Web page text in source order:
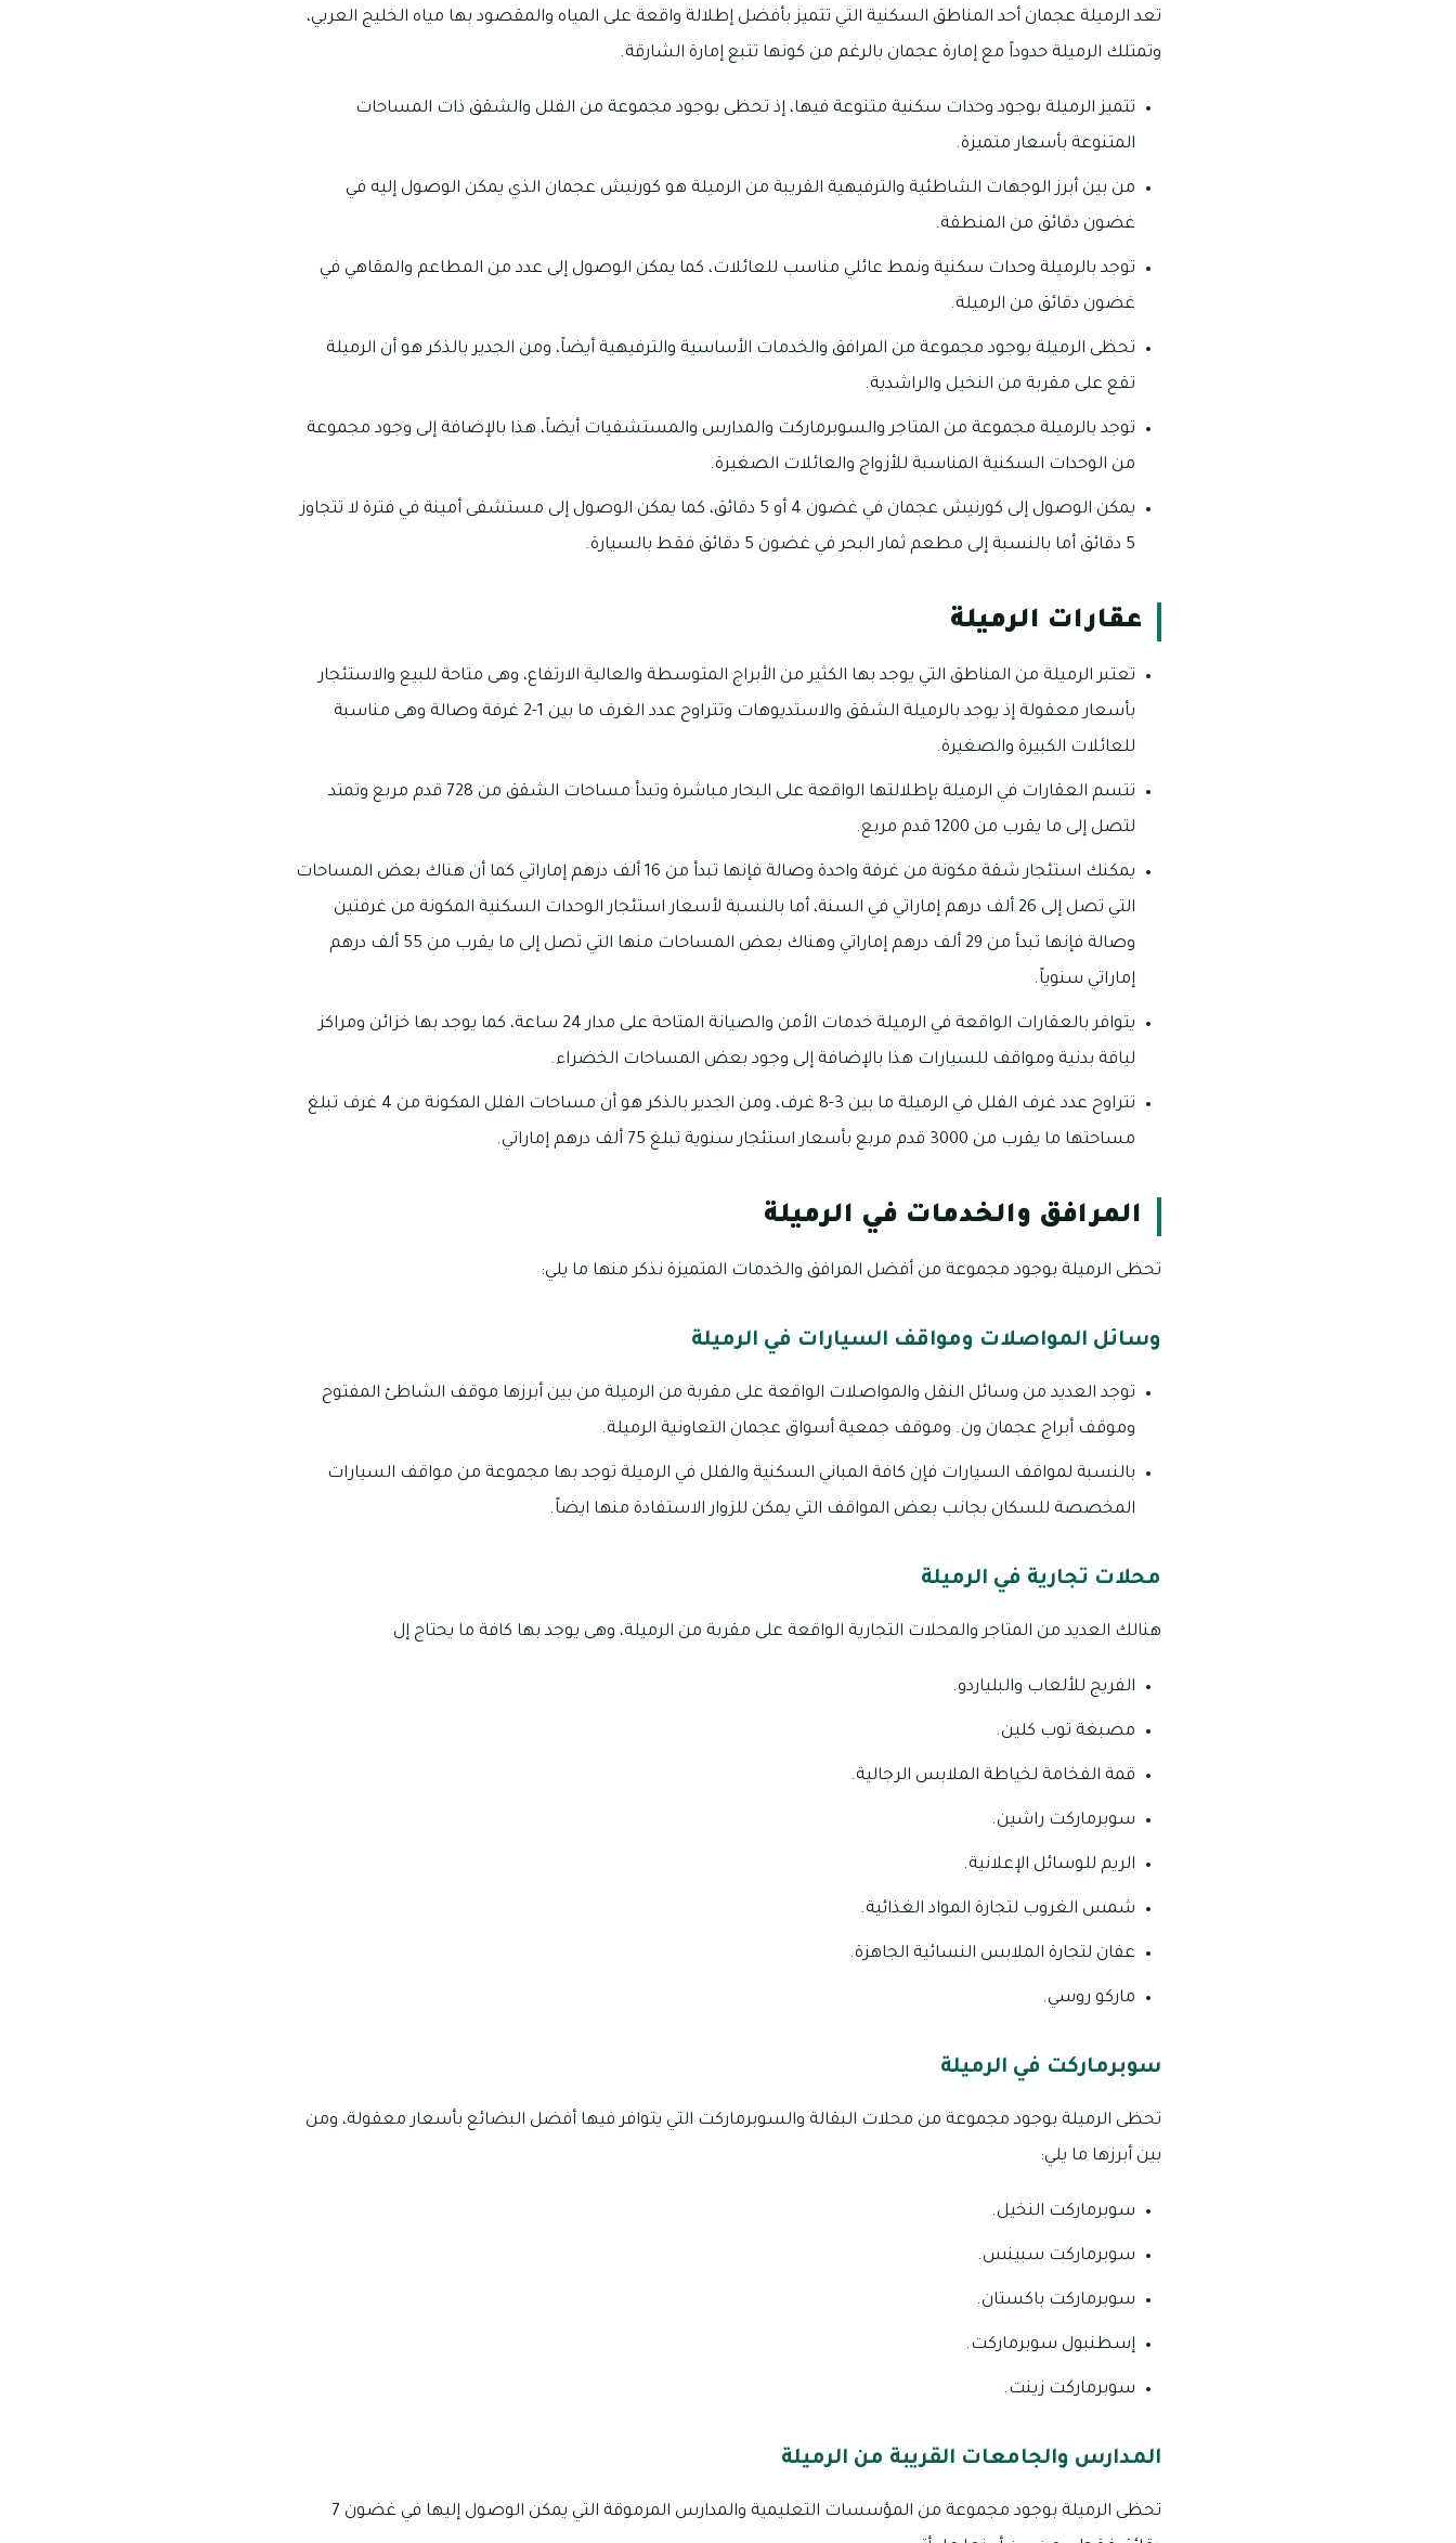
تعد الرميلة عجمان أحد المناطق السكنية التي تتميز بأفضل إطلالة واقعة على المياه والمقصود بها مياه الخليج العربي،
وتمتلك الرميلة حدوداً مع إمارة عجمان بالرغم من كونها تتبع إمارة الشارقة.
تتميز الرميلة بوجود وحدات سكنية متنوعة فيها، إذ تحظى بوجود مجموعة من الفلل والشقق ذات المساحات
المتنوعة بأسعار متميزة.
من بين أبرز الوجهات الشاطئية والترفيهية القريبة من الرميلة هو كورنيش عجمان الذي يمكن الوصول إليه في
غضون دقائق من المنطقة.
توجد بالرميلة وحدات سكنية ونمط عائلي مناسب للعائلات، كما يمكن الوصول إلى عدد من المطاعم والمقاهي في
غضون دقائق من الرميلة.
تحظى الرميلة بوجود مجموعة من المرافق والخدمات الأساسية والترفيهية أيضاً، ومن الجدير بالذكر هو أن الرميلة
تقع على مقربة من النخيل والراشدية.
توجد بالرميلة مجموعة من المتاجر والسوبرماركت والمدارس والمستشفيات أيضاً، هذا بالإضافة إلى وجود مجموعة
من الوحدات السكنية المناسبة للأزواج والعائلات الصغيرة.
يمكن الوصول إلى كورنيش عجمان في غضون 4 أو 5 دقائق، كما يمكن الوصول إلى مستشفى أمينة في فترة لا تتجاوز
5 دقائق أما بالنسبة إلى مطعم ثمار البحر في غضون 5 دقائق فقط بالسيارة.
عقارات الرميلة
تعتبر الرميلة من المناطق التي يوجد بها الكثير من الأبراج المتوسطة والعالية الارتفاع، وهى متاحة للبيع والاستئجار
بأسعار معقولة إذ يوجد بالرميلة الشقق والاستديوهات وتتراوح عدد الغرف ما بين 1-2 غرفة وصالة وهى مناسبة
للعائلات الكبيرة والصغيرة.
تتسم العقارات في الرميلة بإطلالتها الواقعة على البحار مباشرة وتبدأ مساحات الشقق من 728 قدم مربع وتمتد
لتصل إلى ما يقرب من 1200 قدم مربع.
يمكنك استئجار شقة مكونة من غرفة واحدة وصالة فإنها تبدأ من 16 ألف درهم إماراتي كما أن هناك بعض المساحات
التي تصل إلى 26 ألف درهم إماراتي في السنة، أما بالنسبة لأسعار استئجار الوحدات السكنية المكونة من غرفتين
وصالة فإنها تبدأ من 29 ألف درهم إماراتي وهناك بعض المساحات منها التي تصل إلى ما يقرب من 55 ألف درهم
إماراتي سنوياً.
يتوافر بالعقارات الواقعة في الرميلة خدمات الأمن والصيانة المتاحة على مدار 24 ساعة، كما يوجد بها خزائن ومراكز
لياقة بدنية ومواقف للسيارات هذا بالإضافة إلى وجود بعض المساحات الخضراء.
تتراوح عدد غرف الفلل في الرميلة ما بين 3-8 غرف، ومن الجدير بالذكر هو أن مساحات الفلل المكونة من 4 غرف تبلغ
مساحتها ما يقرب من 3000 قدم مربع بأسعار استئجار سنوية تبلغ 75 ألف درهم إماراتي.
المرافق والخدمات في الرميلة
تحظى الرميلة بوجود مجموعة من أفضل المرافق والخدمات المتميزة نذكر منها ما يلي:
وسائل المواصلات ومواقف السيارات في الرميلة
توجد العديد من وسائل النقل والمواصلات الواقعة على مقربة من الرميلة من بين أبرزها موقف الشاطئ المفتوح
وموقف أبراج عجمان ون. وموقف جمعية أسواق عجمان التعاونية الرميلة.
بالنسبة لمواقف السيارات فإن كافة المباني السكنية والفلل في الرميلة توجد بها مجموعة من مواقف السيارات
المخصصة للسكان بجانب بعض المواقف التي يمكن للزوار الاستفادة منها ايضاً.
محلات تجارية في الرميلة
هنالك العديد من المتاجر والمحلات التجارية الواقعة على مقربة من الرميلة، وهى يوجد بها كافة ما يحتاج إل
الفريج للألعاب والبلياردو.
مصبغة توب كلين.
قمة الفخامة لخياطة الملابس الرجالية.
سوبرماركت راشين.
الريم للوسائل الإعلانية.
شمس الغروب لتجارة المواد الغذائية.
عفان لتجارة الملابس النسائية الجاهزة.
ماركو روسي.
سوبرماركت في الرميلة
تحظى الرميلة بوجود مجموعة من محلات البقالة والسوبرماركت التي يتوافر فيها أفضل البضائع بأسعار معقولة، ومن
بين أبرزها ما يلي:
سوبرماركت النخيل.
سوبرماركت سبينس.
سوبرماركت باكستان.
إسطنبول سوبرماركت.
سوبرماركت زينت.
المدارس والجامعات القريبة من الرميلة
تحظى الرميلة بوجود مجموعة من المؤسسات التعليمية والمدارس المرموقة التي يمكن الوصول إليها في غضون 7